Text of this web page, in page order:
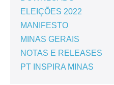
ELEIÇÕES 2022
MANIFESTO
MINAS GERAIS
NOTAS E RELEASES
PT INSPIRA MINAS